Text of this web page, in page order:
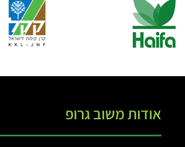
אודות משוב גרופ